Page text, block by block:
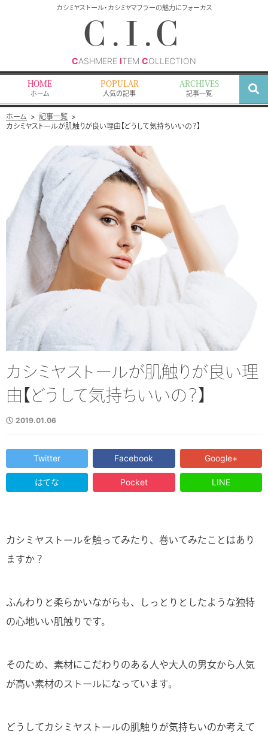
カシミヤストール・カシミヤマフラーの魅力にフォーカス
C.I.C
CASHMERE ITEM COLLECTION
HOME
ホーム
POPULAR
人気の記事
ARCHIVES
記事一覧
索
ホーム
記事一覧
カシミヤストールが肌触りが良い理由【どうして気持ちいいの？】
カシミヤストールが肌触りが良い理
由【どうして気持ちいいの？】
2019.01.06
Twitter Facebook Google+
はてな Pocket LINE
カシミヤストールを触ってみたり、巻いてみたことはあり
ますか？
ふんわりと柔らかいながらも、しっとりとしたような独特
の心地いい肌触りです。
そのため、素材にこだわりのある人や大人の男女から人気
が高い素材のストールになっています。
どうしてカシミヤストールの肌触りが気持ちいのか考えて